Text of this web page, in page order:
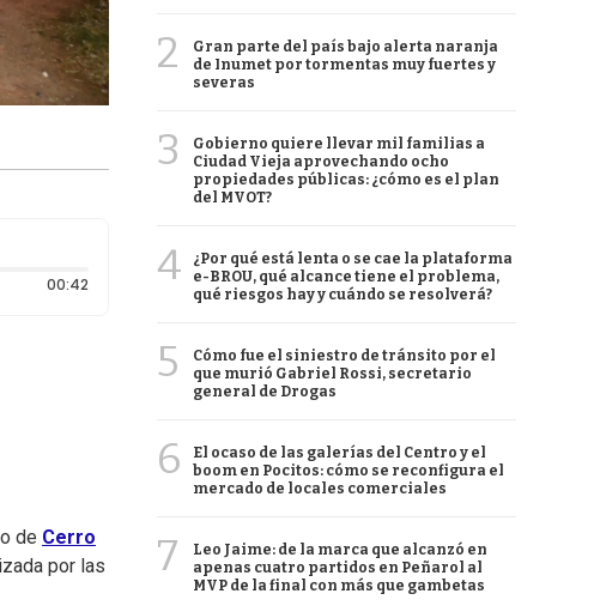
00:42Duración: 42 segundos
de Cerro
por las
2
Gran parte del país bajo alerta naranja
de Inumet por tormentas muy fuertes y
severas
3
Gobierno quiere llevar mil familias a
Ciudad Vieja aprovechando ocho
propiedades públicas: ¿cómo es el plan
del MVOT?
4
¿Por qué está lenta o se cae la plataforma
e-BROU, qué alcance tiene el problema,
qué riesgos hay y cuándo se resolverá?
5
Cómo fue el siniestro de tránsito por el
que murió Gabriel Rossi, secretario
general de Drogas
6
El ocaso de las galerías del Centro y el
boom en Pocitos: cómo se reconfigura el
mercado de locales comerciales
7
Leo Jaime: de la marca que alcanzó en
apenas cuatro partidos en Peñarol al
MVP de la final con más que gambetas